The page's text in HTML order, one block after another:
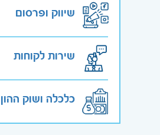
שיווק ופרסום
שירות לקוחות
כלכלה ושוק ההון